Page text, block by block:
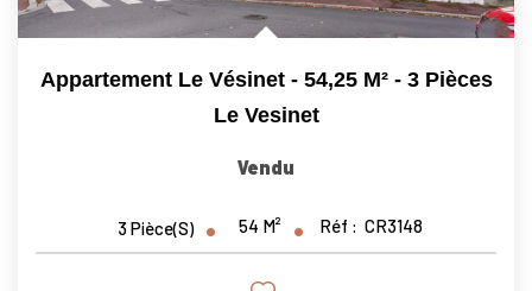
Appartement Le Vésinet - 54,25 M² - 3 Pièces
Le Vesinet
Vendu
3Pièce(s) 54 M² Réf : CR3148